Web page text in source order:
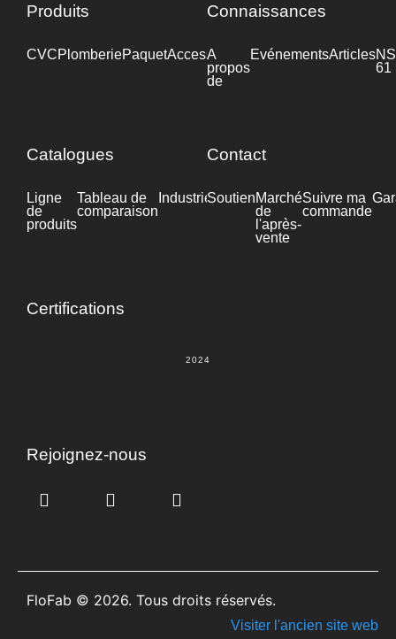
Produits
CVCPlomberiePaquetAccessoires Industrie
Connaissances
A
propos
de
EvénementsArticles
61
Catalogues
Ligne
de
produits
Tableau de
comparaison
IndustrieFiche
technique
Contact
SoutienMarché
de
l'après-
vente
Suivre ma
commande
Certifications
2024
Rejoignez-nous
FloFab © 2026. Tous droits réservés.
Visiter l'ancien site web